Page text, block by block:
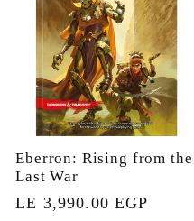
Eberron: Rising from the
Last War
السعر
LE 3,990.00 EGP